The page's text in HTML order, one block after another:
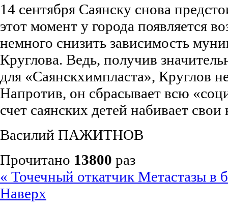
14 сентября Саянску снова
этот момент у города появляется
немного снизить зависимость
Круглова. Ведь, получив
для «Саянскхимпласта», Круглов
Напротив, он сбрасывает всю
счет саянских детей набивает
Василий ПАЖИТНОВ
Прочитано 13800 раз
« Точечный откатчик Метастазы в
Наверх